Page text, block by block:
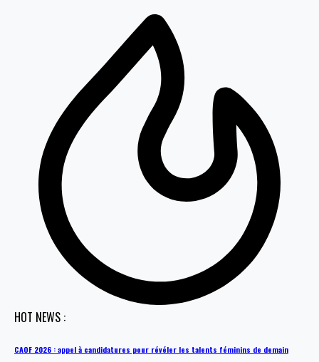
HOT NEWS :
CAOF 2026 : appel à candidatures pour révéler les talents féminins de demain